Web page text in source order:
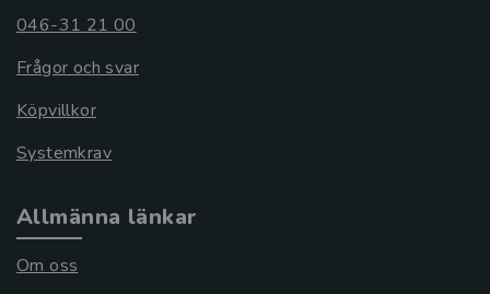
046-31 21 00
Frågor och svar
Köpvillkor
Systemkrav
Allmänna länkar
Om oss